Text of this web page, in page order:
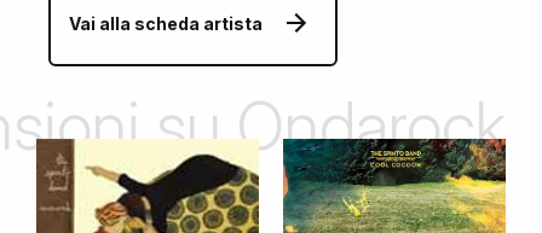
Vai alla scheda artista
su Ondarock